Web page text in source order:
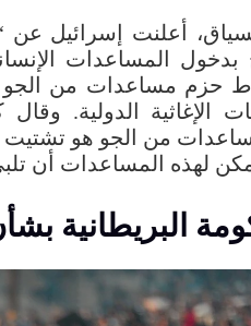
أعلنت إسرائيل
المساعدات
حزم مساعدات من الجو
الإغاثية الدولية. وقال
من الجو هو
لهذه المساعدات أن
البريطانية